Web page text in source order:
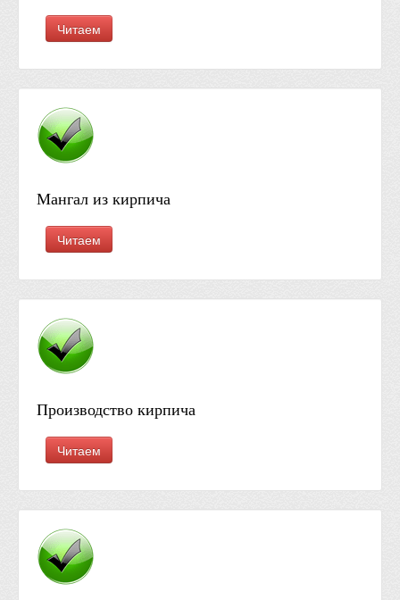
Читаем
Мангал из кирпича
Читаем
Производство кирпича
Читаем